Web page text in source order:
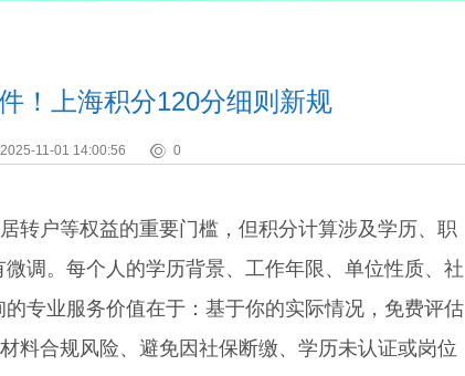
！上海积分120分细则新规
2025-11-01 14:00:56 0
户等权益的重要门槛，但积分计算涉及学历、职
调。每个人的学历背景、工作年限、单位性质、社
专业服务价值在于：基于你的实际情况，免费评估
料合规风险、避免因社保断缴、学历未认证或岗位